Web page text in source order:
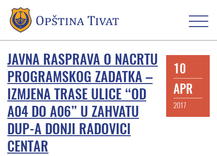
JAVNA RASPRAVA O NACRTU
PROGRAMSKOG ZADATKA –
IZMJENA TRASE ULICE “OD
A04 DO A06” U ZAHVATU
DUP-A DONJI RADOVICI
CENTAR
10
APR
2017